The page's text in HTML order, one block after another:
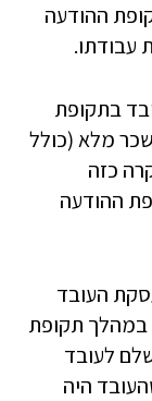
ההודעה
עבודתו.
בתקופת
מלא (כולל
כזה
ההודעה
העובד
במהלך תקופת
לעובד
היה